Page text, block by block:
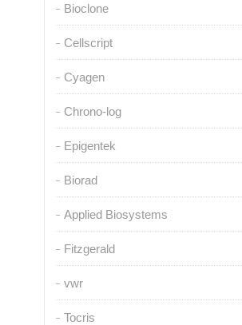
Bioclone
Cellscript
Cyagen
Chrono-log
Epigentek
Biorad
Applied Biosystems
Fitzgerald
vwr
Tocris